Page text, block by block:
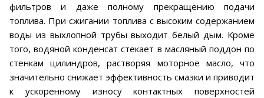
фильтров и даже полному прекращению подачи
топлива. При сжигании топлива с высоким содержанием
воды из выхлопной трубы выходит белый дым. Кроме
того, водяной конденсат стекает в масляный поддон по
стенкам цилиндров, растворяя моторное масло, что
значительно снижает эффективность смазки и приводит
к ускоренному износу контактных поверхностей